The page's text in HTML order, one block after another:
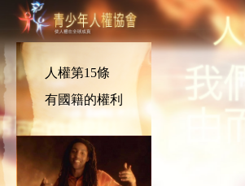
關於我們
什麼是青少年人權協會（YHR）？
我們的目的
國際青少年人權協會歷史
主管職員
諮詢委員會
什麼是人權
人權定義
人權的背景
《世界人權宣言》
教育人士
歡迎
教育套組細節
教育人士應用成果
採取行動
一同參與
請願
為人權發聲
人權活動
新消息
人權第15條
有國籍的權利